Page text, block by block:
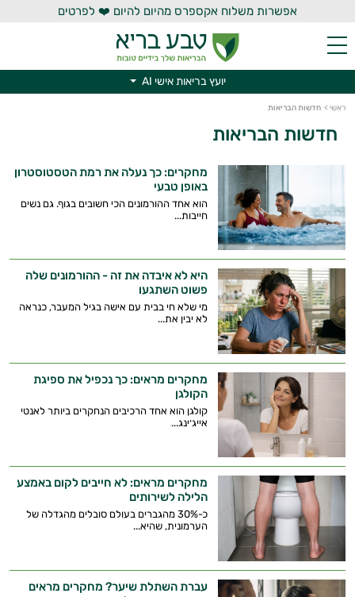
אפשרות משלוח אקספרס מהיום להיום ❤️ לפרטים
יועץ בריאות אישי AI
ראשי > חדשות הבריאות
חדשות הבריאות
מחקרים: כך נעלה את רמת הטסטוסטרון
באופן טבעי
הוא אחד ההורמונים הכי חשובים בגוף. גם נשים
חייבות...
היא לא איבדה את זה - ההורמונים שלה
פשוט השתגעו
מי שלא חי בבית עם אישה בגיל המעבר, כנראה
לא יבין את...
מחקרים מראים: כך נכפיל את ספיגת
הקולגן
קולגן הוא אחד הרכיבים הנחקרים ביותר לאנטי
אייג׳ינג...
מחקרים מראים: לא חייבים לקום באמצע
הלילה לשירותים
כ-30% מהגברים בעולם סובלים מהגדלה של
הערמונית, שהיא...
עברת השתלת שיער? מחקרים מראים